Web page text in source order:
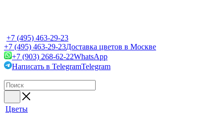
+7 (495) 463-29-23
+7 (495) 463-29-23Доставка цветов в Москве
+7 (903) 268-62-22WhatsApp
Написать в TelegramTelegram
Цветы